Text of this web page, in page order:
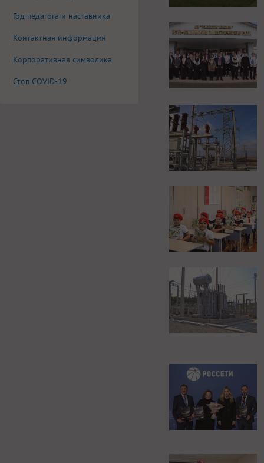
Год педагога и наставника
Контактная информация
Корпоративная символика
Стоп COVID-19